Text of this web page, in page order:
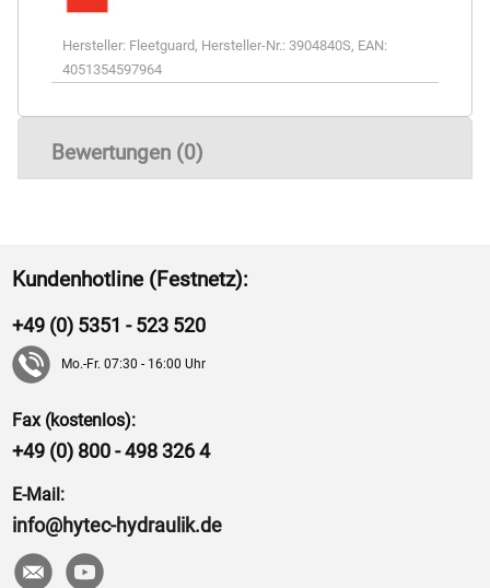
Hersteller: Fleetguard , Hersteller-Nr.: 3904840S, EAN:
4051354597964
Bewertungen (0)
Kundenhotline (Festnetz):
+49 (0) 5351 - 523 520
Mo.-Fr. 07:30 - 16:00 Uhr
Fax (kostenlos):
+49 (0) 800 - 498 326 4
E-Mail:
info@hytec-hydraulik.de